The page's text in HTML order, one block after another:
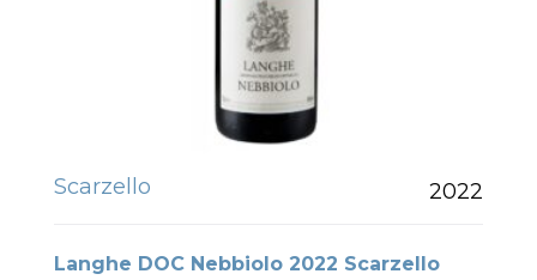
Scarzello 2022
Langhe DOC Nebbiolo 2022 Scarzello